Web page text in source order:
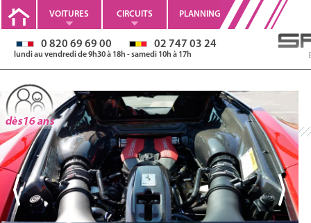
VOITURES CIRCUITS PLANNING
0 820 69 69 00 02 747 03 24
lundi au vendredi de 9h30 à 18h - samedi 10h à 17h